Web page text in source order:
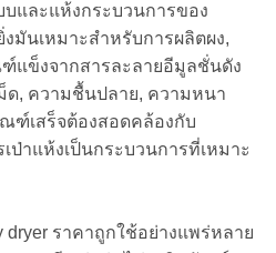
และแห้งกระบวนการของ
งมันเหมาะสําหรับการผลิตผง,
แข็งจากสารละลายอีมูลชั่นดัง
ด, ความชื้นปลาย, ความหนา
ฑ์เสร็จต้องสอดคล้องกับ
ป่าแห้งเป็นกระบวนการที่เหมาะ
dryer ราคาถูกใช้อย่างแพร่หลาย